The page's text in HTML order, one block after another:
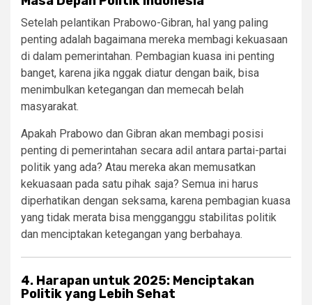
Setelah pelantikan Prabowo-Gibran, hal yang paling
penting adalah bagaimana mereka membagi kekuasaan
di dalam pemerintahan. Pembagian kuasa ini penting
banget, karena jika nggak diatur dengan baik, bisa
menimbulkan ketegangan dan memecah belah
masyarakat.
Apakah Prabowo dan Gibran akan membagi posisi
penting di pemerintahan secara adil antara partai-partai
politik yang ada? Atau mereka akan memusatkan
kekuasaan pada satu pihak saja? Semua ini harus
diperhatikan dengan seksama, karena pembagian kuasa
yang tidak merata bisa mengganggu stabilitas politik
dan menciptakan ketegangan yang berbahaya.
4. Harapan untuk 2025: Menciptakan
Politik yang Lebih Sehat